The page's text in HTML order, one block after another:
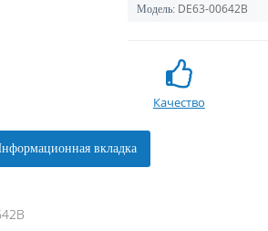
Модель: DE63-00642B
Качество
вкладка